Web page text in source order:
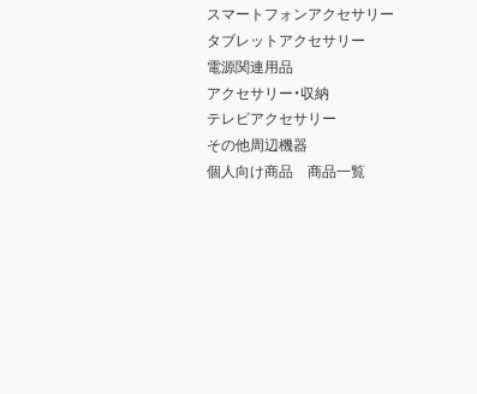
スマートフォンアクセサリー
タブレットアクセサリー
電源関連用品
アクセサリー・収納
テレビアクセサリー
その他周辺機器
個人向け商品 商品一覧